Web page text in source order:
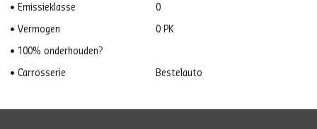
Emissieklasse 0
Vermogen 0 PK
100% onderhouden?
Carrosserie Bestelauto